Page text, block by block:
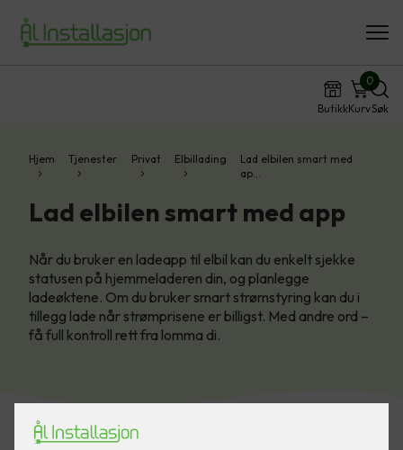
ButikkKurv
0
Søk
Hjem Tjenester Privat Elbillading
Lad elbilen smart med
ap…
Lad elbilen smart med app
Når du bruker en ladeapp til elbil kan du enkelt sjekke
statusen på hjemmeladeren din, og planlegge
ladeøktene. Om du bruker smart strømstyring kan du i
tillegg lade når strømprisene er billigst. Med andre ord –
få full kontroll rett fra lomma di.